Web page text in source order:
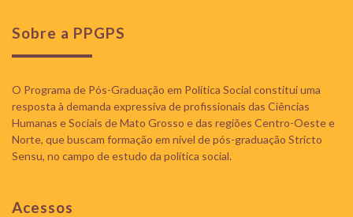
Sobre a PPGPS
O Programa de Pós-Graduação em Política Social constitui uma
resposta à demanda expressiva de profissionais das Ciências
Humanas e Sociais de Mato Grosso e das regiões Centro-Oeste e
Norte, que buscam formação em nível de pós-graduação Stricto
Sensu, no campo de estudo da política social.
Acessos